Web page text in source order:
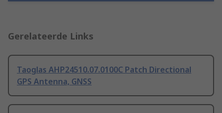
Gerelateerde Links
Taoglas AHP24510.07.0100C Patch Directional
GPS Antenna, GNSS